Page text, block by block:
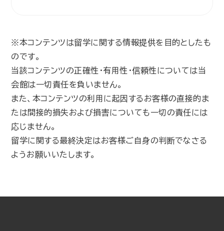
※本コンテンツは留学に関する情報提供を目的としたも
のです。
当該コンテンツの正確性・有用性・信頼性については当
会館は一切責任を負いません。
また、本コンテンツの利用に起因するお客様の直接的ま
たは間接的損失および損害についても一切の責任には
応じません。
留学に関する最終決定はお客様ご自身の判断でなさる
ようお願いいたします。